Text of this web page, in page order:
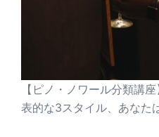
【ピノ・ノワール分類講
表的な3スタイル、あなた